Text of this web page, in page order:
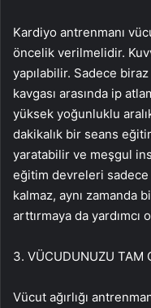
Kardiyo antrenmanı
öncelik verilmelidir.
yapılabilir. Sadece biraz
kavgası arasında ip
yüksek yoğunluklu
dakikalık bir seans
yaratabilir ve meşgul
eğitim devreleri
kalmaz, aynı zamanda
arttırmaya da yardımcı
3. VÜCUDUNUZU TAM
Vücut ağırlığı